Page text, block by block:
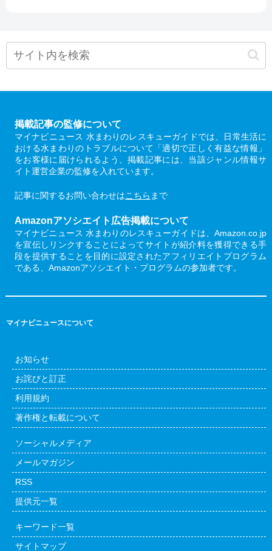
掲載記事の監修について
マイナビニュース 水まわりのレスキューガイドでは、日常生活に
おける水まわりのトラブルについて「適切で正しく有益な情報」
をお客様に届けられるよう、掲載記事には、当該ジャンル情報サ
イト運営企業の監修を入れています。
記事に関するお問い合わせはこちら まで
Amazonアソシエイト広告掲載について
マイナビニュース 水まわりのレスキューガイドは、Amazon.co.jp
を宣伝しリンクすることによってサイトが紹介料を獲得できる手
段を提供することを目的に設定されたアフィリエイトプログラム
である、Amazonアソシエイト・プログラムの参加者です。
マイナビニュースについて
お知らせ
お詫びと訂正
利用規約
著作権と転載について
ソーシャルメディア
メールマガジン
RSS
提供元一覧
キーワード一覧
サイトマップ